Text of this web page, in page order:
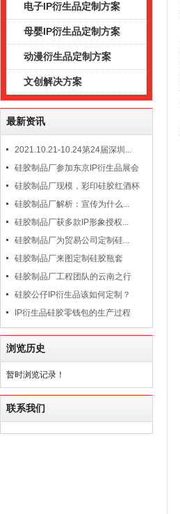
电子IP衍生品定制方案
母婴IP衍生品定制方案
动漫衍生品定制方案
文创解决方案
最新资讯
2021.10.21-10.24第24届深圳...
硅胶制品厂参加东京IP衍生品展会
硅胶制品厂现模，彩印硅胶红酒杯
硅胶制品厂解析：宣传为什么...
硅胶制品厂获多款IP形象授权...
硅胶制品厂为贸易公司定制硅...
硅胶制品厂来图定制硅胶瓶套
硅胶制品厂工程团队的云南之行
硅胶公仔IP衍生品该如何定制？
IP衍生品硅胶零钱包的生产过程
浏览历史
暂时浏览记录！
联系我们